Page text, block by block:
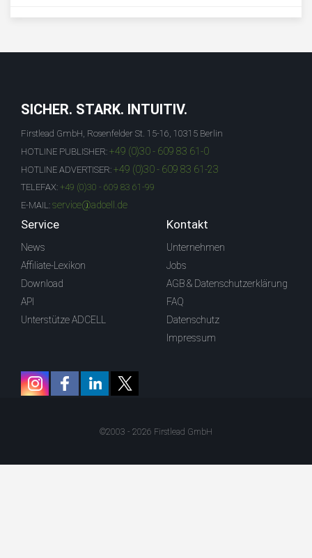
SICHER. STARK. INTUITIV.
Firstlead GmbH, Rosenfelder St. 15-16, 10315 Berlin
HOTLINE PUBLISHER: +49 (0)30 - 609 83 61-0
HOTLINE ADVERTISER: +49 (0)30 - 609 83 61-23
TELEFAX: +49 (0)30 - 609 83 61-99
E-MAIL: service@adcell.de
Service
News
Affiliate-Lexikon
Download
API
Unterstütze ADCELL
Kontakt
Unternehmen
Jobs
AGB & Datenschutzerklärung
FAQ
Datenschutz
Impressum
©2003 - 2026 Firstlead GmbH